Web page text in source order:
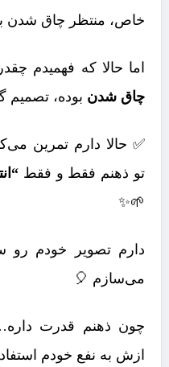
خاص، منتظر چاق شدن
اما حالا که فهمیدم
چاق شدن بوده،
✅ حالا دارم تمرین
تو ذهنم فقط و فقط
🌱✨
دارم تصویر خودم رو
می‌سازم 🎈
چون ذهنم قدرت
ازش به نفع خودم